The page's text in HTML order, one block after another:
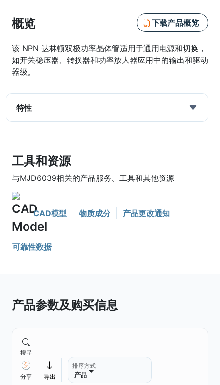
概览 下载产品概览
该 NPN 达林顿双极功率晶体管适用于通用电源和切换，
如开关稳压器、转换器和功率放大器应用中的输出和驱动
器级。
特性
工具和资源
与MJD6039相关的产品服务、工具和其他资源
CAD模型 物质成分 产品更改通知
可靠性数据
产品参数及购买信息
搜寻
分享 导出
排序方式
产品